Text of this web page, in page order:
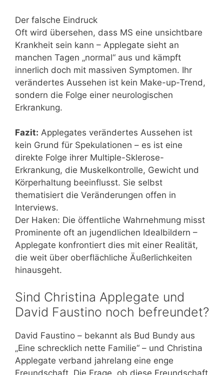
Der falsche Eindruck
Oft wird übersehen, dass MS eine unsichtbare
Krankheit sein kann – Applegate sieht an
manchen Tagen „normal“ aus und kämpft
innerlich doch mit massiven Symptomen. Ihr
verändertes Aussehen ist kein Make-up-Trend,
sondern die Folge einer neurologischen
Erkrankung.
Fazit: Applegates verändertes Aussehen ist
kein Grund für Spekulationen – es ist eine
direkte Folge ihrer Multiple-Sklerose-
Erkrankung, die Muskelkontrolle, Gewicht und
Körperhaltung beeinflusst. Sie selbst
thematisiert die Veränderungen offen in
Interviews.
Der Haken: Die öffentliche Wahrnehmung misst
Prominente oft an jugendlichen Idealbildern –
Applegate konfrontiert dies mit einer Realität,
die weit über oberflächliche Äußerlichkeiten
hinausgeht.
Sind Christina Applegate und
David Faustino noch befreundet?
David Faustino – bekannt als Bud Bundy aus
„Eine schrecklich nette Familie“ – und Christina
Applegate verband jahrelang eine enge
Freundschaft. Die Frage, ob diese Freundschaft